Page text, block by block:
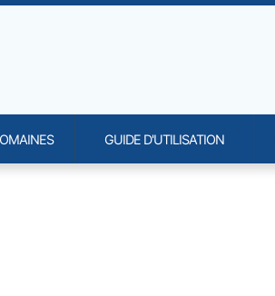
content
GUIDE D'UTILISATION